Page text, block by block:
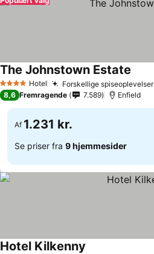
4 StjernerHotel Forskellige spiseoplevelser
The Johnstown Estate
8,6 Fremragende 7.589 Enfield
Af 1.231 kr.
Se priser fra 9 hjemmesider
Hotel Kilkenny